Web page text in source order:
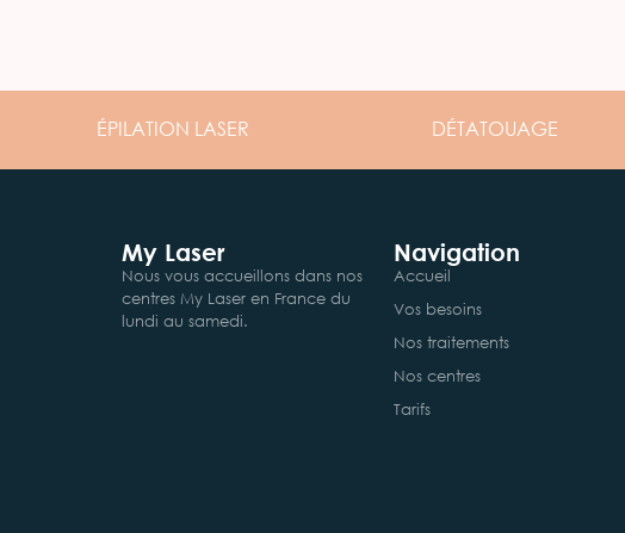
ÉPILATION LASER DÉTATOUAGE
My Laser
Nous vous accueillons dans nos
centres My Laser en France du
lundi au samedi.
Navigation
Accueil
Vos besoins
Nos traitements
Nos centres
Tarifs